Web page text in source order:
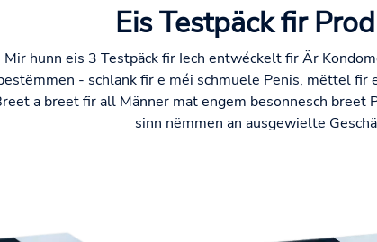
Eis Testpäck fir
Mir hunn eis 3 Testpäck fir Iech entwéckelt fir Är
- schlank fir e méi schmuele Penis, mëttel fir
a breet fir all Männer mat engem besonnesch breet
sinn nëmmen an ausgewielte